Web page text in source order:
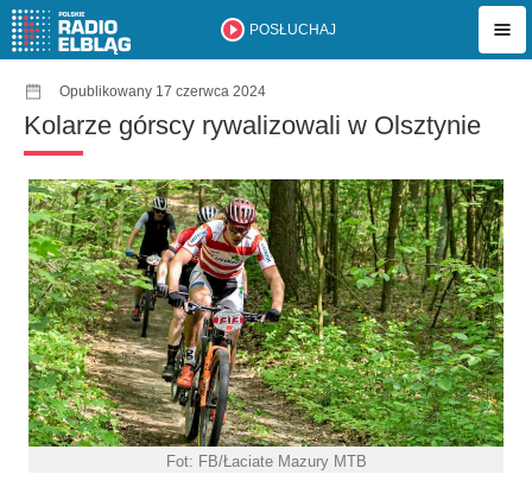
POSŁUCHAJ
Opublikowany 17 czerwca 2024
Kolarze górscy rywalizowali w Olsztynie
Fot: FB/Łaciate Mazury MTB